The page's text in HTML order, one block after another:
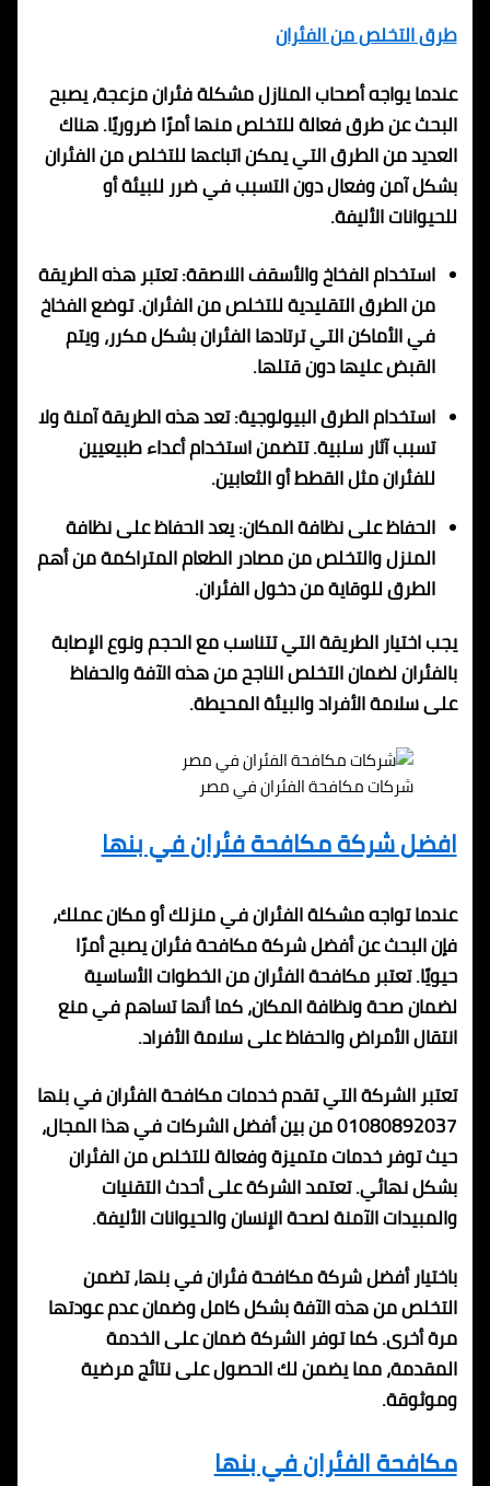
طرق التخلص من الفئران
عندما يواجه أصحاب المنازل مشكلة فئران مزعجة، يصبح
البحث عن طرق فعالة للتخلص منها أمرًا ضروريًا. هناك
العديد من الطرق التي يمكن اتباعها للتخلص من الفئران
بشكل آمن وفعال دون التسبب في ضرر للبيئة أو
للحيوانات الأليفة.
استخدام الفخاخ والأسقف اللاصقة: تعتبر هذه الطريقة
من الطرق التقليدية للتخلص من الفئران. توضع الفخاخ
في الأماكن التي ترتادها الفئران بشكل مكرر، ويتم
القبض عليها دون قتلها.
استخدام الطرق البيولوجية: تعد هذه الطريقة آمنة ولا
تسبب آثار سلبية. تتضمن استخدام أعداء طبيعيين
للفئران مثل القطط أو الثعابين.
الحفاظ على نظافة المكان: يعد الحفاظ على نظافة
المنزل والتخلص من مصادر الطعام المتراكمة من أهم
الطرق للوقاية من دخول الفئران.
يجب اختيار الطريقة التي تتناسب مع الحجم ونوع الإصابة
بالفئران لضمان التخلص الناجح من هذه الآفة والحفاظ
على سلامة الأفراد والبيئة المحيطة.
شركات مكافحة الفئران في مصر
افضل شركة مكافحة فئران في بنها
عندما تواجه مشكلة الفئران في منزلك أو مكان عملك،
فإن البحث عن أفضل شركة مكافحة فئران يصبح أمرًا
حيويًا. تعتبر مكافحة الفئران من الخطوات الأساسية
لضمان صحة ونظافة المكان، كما أنها تساهم في منع
انتقال الأمراض والحفاظ على سلامة الأفراد.
تعتبر الشركة التي تقدم خدمات مكافحة الفئران في بنها
01080892037 من بين أفضل الشركات في هذا المجال،
حيث توفر خدمات متميزة وفعالة للتخلص من الفئران
بشكل نهائي. تعتمد الشركة على أحدث التقنيات
والمبيدات الآمنة لصحة الإنسان والحيوانات الأليفة.
باختيار أفضل شركة مكافحة فئران في بنها، تضمن
التخلص من هذه الآفة بشكل كامل وضمان عدم عودتها
مرة أخرى. كما توفر الشركة ضمان على الخدمة
المقدمة، مما يضمن لك الحصول على نتائج مرضية
وموثوقة.
مكافحة الفئران في بنها